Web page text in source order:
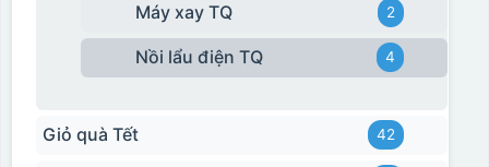
Máy xay TQ 2
Nồi lẩu điện TQ 4
Giỏ quà Tết 42